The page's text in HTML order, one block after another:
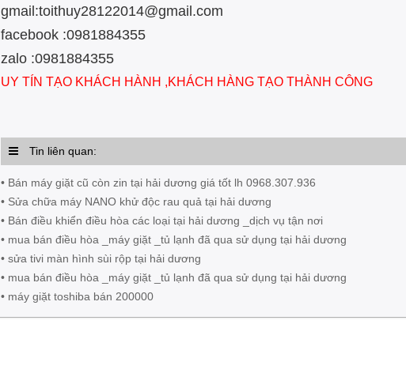
gmail:toithuy28122014@gmail.com
facebook :0981884355
zalo :0981884355
UY TÍN TẠO KHÁCH HÀNH ,KHÁCH HÀNG TẠO THÀNH CÔNG
Tin liên quan:
• Bán máy giặt cũ còn zin tại hải dương giá tốt lh 0968.307.936
• Sửa chữa máy NANO khử độc rau quả tại hải dương
• Bán điều khiển điều hòa các loại tại hải dương _dịch vụ tận nơi
• mua bán điều hòa _máy giặt _tủ lạnh đã qua sử dụng tại hải dương
• sửa tivi màn hình sùi rộp tại hải dương
• mua bán điều hòa _máy giặt _tủ lạnh đã qua sử dụng tại hải dương
• máy giặt toshiba bán 200000